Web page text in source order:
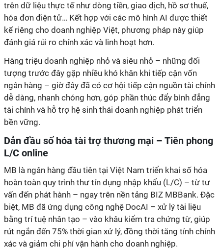
trên dữ liệu thực tế như dòng tiền, giao dịch, hồ sơ thuế,
hóa đơn điện tử… Kết hợp với các mô hình AI được thiết
kế riêng cho doanh nghiệp Việt, phương pháp này giúp
đánh giá rủi ro chính xác và linh hoạt hơn.
Hàng triệu doanh nghiệp nhỏ và siêu nhỏ – những đối
tượng trước đây gặp nhiều khó khăn khi tiếp cận vốn
ngân hàng – giờ đây đã có cơ hội tiếp cận nguồn tài chính
dễ dàng, nhanh chóng hơn, góp phần thúc đẩy bình đẳng
tài chính và hỗ trợ hệ sinh thái doanh nghiệp phát triển
bền vững.
Dẫn đầu số hóa tài trợ thương mại – Tiên phong
L/C online
MB là ngân hàng đầu tiên tại Việt Nam triển khai số hóa
hoàn toàn quy trình thư tín dụng nhập khẩu (L/C) – từ tư
vấn đến phát hành – ngay trên nền tảng BIZ MBBank. Đặc
biệt, MB đã ứng dụng công nghệ DocAI – xử lý tài liệu
bằng trí tuệ nhân tạo – vào khâu kiểm tra chứng từ, giúp
rút ngắn đến 75% thời gian xử lý, đồng thời tăng tính chính
xác và giảm chi phí vận hành cho doanh nghiệp.